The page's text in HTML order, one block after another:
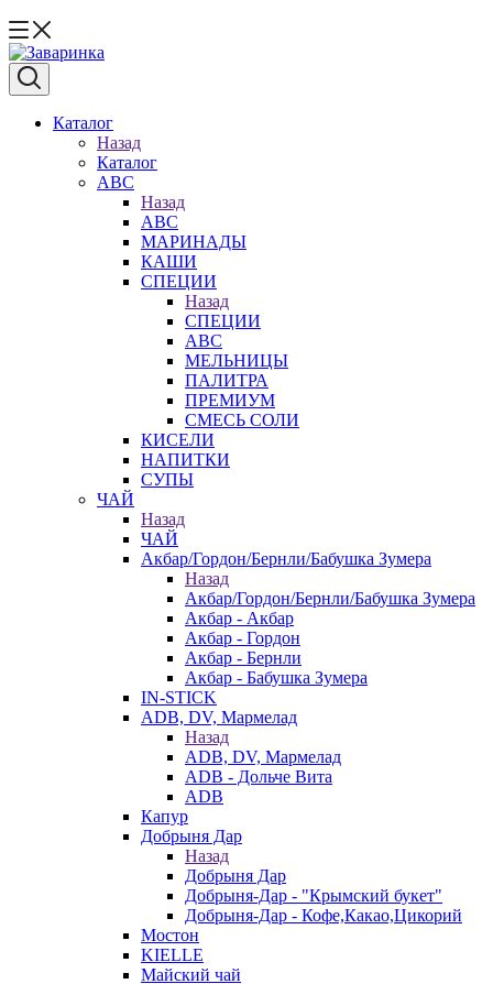
Каталог
Назад
Каталог
АВС
Назад
АВС
МАРИНАДЫ
КАШИ
СПЕЦИИ
Назад
СПЕЦИИ
АВС
МЕЛЬНИЦЫ
ПАЛИТРА
ПРЕМИУМ
СМЕСЬ СОЛИ
КИСЕЛИ
НАПИТКИ
СУПЫ
ЧАЙ
Назад
ЧАЙ
Акбар/Гордон/Бернли/Бабушка Зумера
Назад
Акбар/Гордон/Бернли/Бабушка Зумера
Акбар - Акбар
Акбар - Гордон
Акбар - Бернли
Акбар - Бабушка Зумера
IN-STICK
ADB, DV, Мармелад
Назад
ADB, DV, Мармелад
ADB - Дольче Вита
ADB
Капур
Добрыня Дар
Назад
Добрыня Дар
Добрыня-Дар - "Крымский букет"
Добрыня-Дар - Кофе,Какао,Цикорий
Мостон
KIELLE
Майский чай